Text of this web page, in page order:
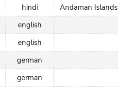
hindi Andaman Islands
english
english
german
german